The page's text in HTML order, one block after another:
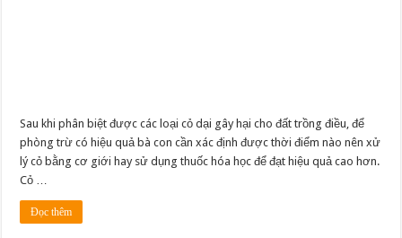
Sau khi phân biệt được các loại cỏ dại gây hại cho đất trồng điều, để
phòng trừ có hiệu quả bà con cần xác định được thời điểm nào nên xử
lý cỏ bằng cơ giới hay sử dụng thuốc hóa học để đạt hiệu quả cao hơn.
Cỏ …
Đọc thêm